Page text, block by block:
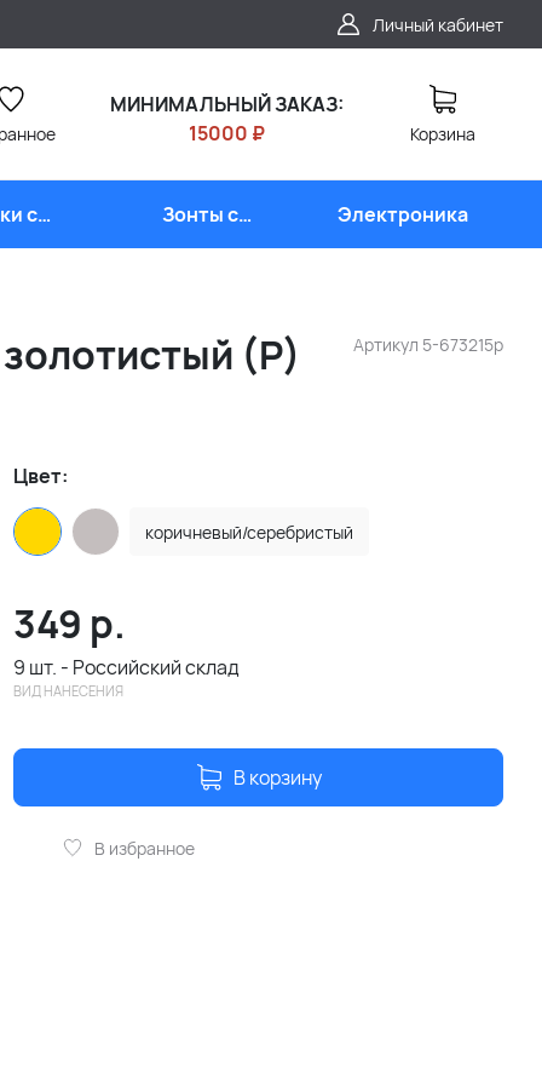
Личный кабинет
МИНИМАЛЬНЫЙ ЗАКАЗ:
15000 ₽
Корзина
с
Зонты с
логотипом
Электроника
Артикул 5-673215p
(Р)
Цвет:
коричневый/серебристый
349 р.
9 шт. - Российский склад
ВИД НАНЕСЕНИЯ
В корзину
В избранное